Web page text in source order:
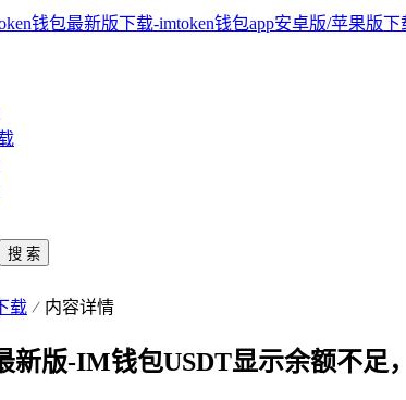
搜 索
载 内容详情
新版-IM钱包USDT显示余额不足